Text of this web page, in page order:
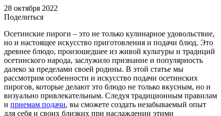
28 октября 2022
Поделиться
Осетинские пироги – это не только кулинарное удовольствие,
но и настоящее искусство приготовления и подачи блюд. Это
древнее блюдо, произошедшее из живой культуры и традиций
осетинского народа, заслужило признание и популярность
далеко за пределами своей родины. В этой статье мы
рассмотрим особенности и искусство подачи осетинских
пирогов, которые делают это блюдо не только вкусным, но и
визуально привлекательным. Следуя традиционным правилам
и приемам подачи, вы сможете создать незабываемый опыт
для себя и своих близких при наслаждении этими